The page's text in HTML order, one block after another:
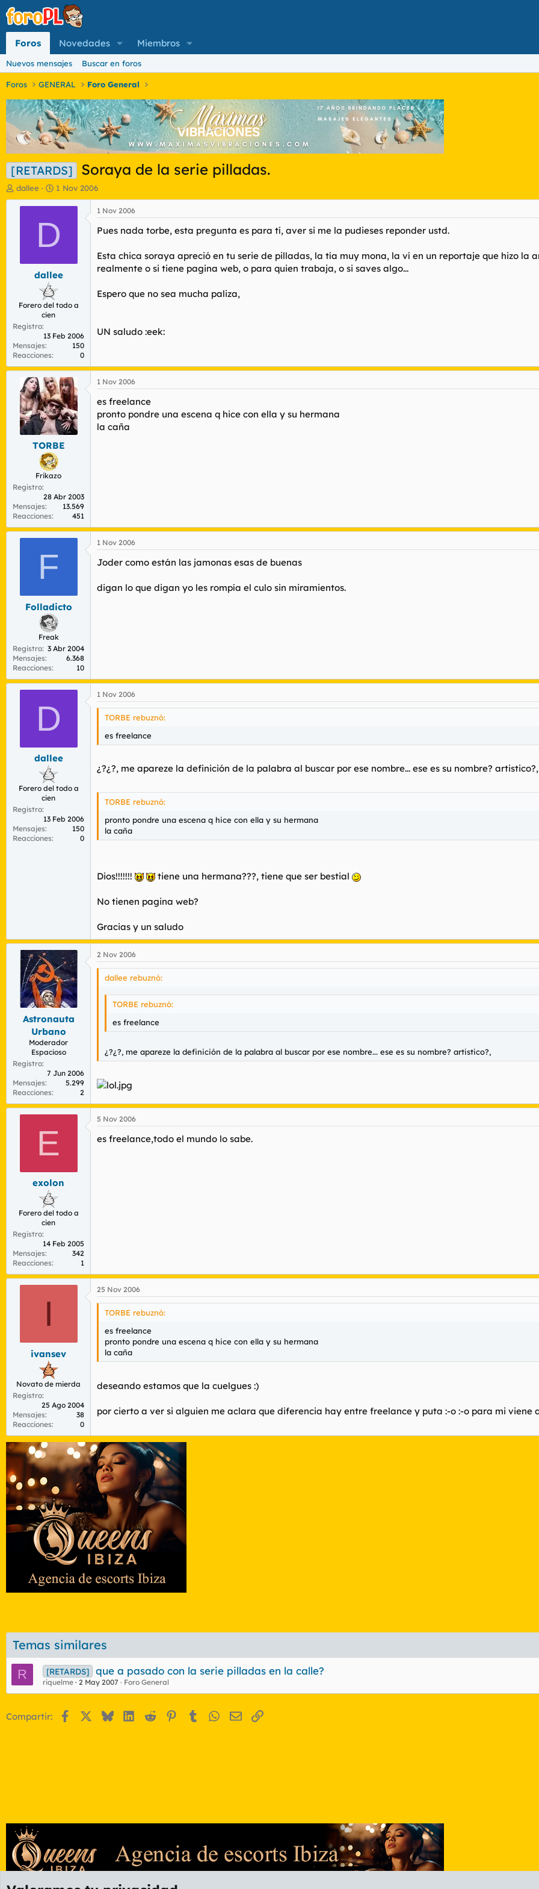
Foros Novedades Miembros
Nuevos mensajes Buscar en foros
Foros GENERAL Foro General
[RETARDS] Soraya de la serie pilladas.
I
n
o
e
a
dallee
F
e
c
a
d
i
n
i
1 Nov 2006
D
dallee
Forero del todo a
cien
Registro
13 Feb 2006
Mensajes
150
Reacciones
0
1 Nov 2006
Pues nada torbe, esta pregunta es para tí, aver si me la pudieses reponder ustd.
Esta chica soraya apreció en tu serie de pilladas, la tía muy mona, la ví en un reportaje que hizo la
realmente o si tiene pagina web, o para quien trabaja, o si saves algo...
Espero que no sea mucha paliza,
UN saludo :eek:
TORBE
Frikazo
Registro
28 Abr 2003
Mensajes
13.569
Reacciones
451
1 Nov 2006
es freelance
pronto pondre una escena q hice con ella y su hermana
la caña
F
Folladicto
Freak
Registro 3 Abr 2004
Mensajes
6.368
Reacciones
10
1 Nov 2006
Joder como están las jamonas esas de buenas
digan lo que digan yo les rompía el culo sin miramientos.
D
dallee
Forero del todo a
cien
Registro
13 Feb 2006
Mensajes
150
Reacciones
0
1 Nov 2006
TORBE rebuznó:
es freelance
¿?¿?, me apareze la definición de la palabra al buscar por ese nombre... ese es su nombre? artistico?,
TORBE rebuznó:
pronto pondre una escena q hice con ella y su hermana
la caña
Dios!!!!!!! tiene una hermana???, tiene que ser bestial
No tienen pagina web?
Gracias y un saludo
Astronauta
Urbano
Moderador
Espacioso
Registro
7 Jun 2006
Mensajes
5.299
Reacciones
2
2 Nov 2006
dallee rebuznó:
TORBE rebuznó:
es freelance
¿?¿?, me apareze la definición de la palabra al buscar por ese nombre... ese es su nombre? artistico?,
E
exolon
Forero del todo a
cien
Registro
14 Feb 2005
Mensajes
342
Reacciones
1
5 Nov 2006
es freelance,todo el mundo lo sabe.
I
ivansev
Novato de mierda
Registro
25 Ago 2004
Mensajes
38
Reacciones
0
25 Nov 2006
TORBE rebuznó:
es freelance
pronto pondre una escena q hice con ella y su hermana
la caña
deseando estamos que la cuelgues :)
por cierto a ver si alguien me aclara que diferencia hay entre freelance y puta :-o :-o para mi viene
Temas similares
R
[RETARDS] que a pasado con la serie pilladas en la calle?
riquelme 2 May 2007 Foro General
Compartir: FacebookBlueskyLinkedIn
Reddit Pinterest
Tumblr WhatsApp
EmailEnlace